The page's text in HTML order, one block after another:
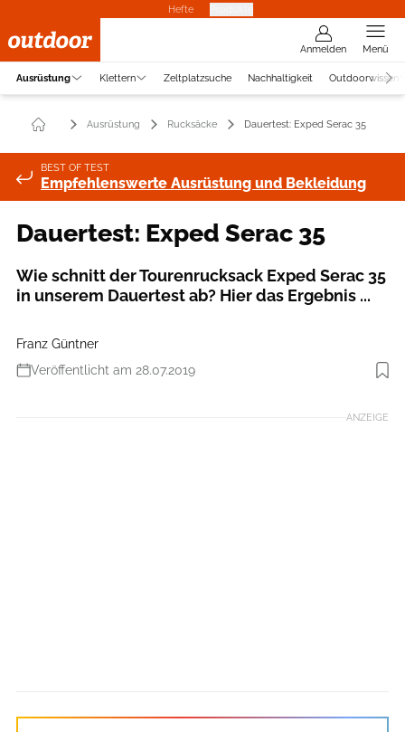
Hefte
Anmelden Menü
Ausrüstung Klettern Zeltplatzsuche Nachhaltigkeit Outdoorwissen
Ausrüstung Rucksäcke Dauertest: Exped Serac 35
BEST OF TEST
Empfehlenswerte Ausrüstung und Bekleidung
Dauertest: Exped Serac 35
Wie schnitt der Tourenrucksack Exped Serac 35
in unserem Dauertest ab? Hier das Ergebnis ...
Franz Güntner
Veröffentlicht am 28.07.2019
Foto: Franz Güntner
ANZEIGE